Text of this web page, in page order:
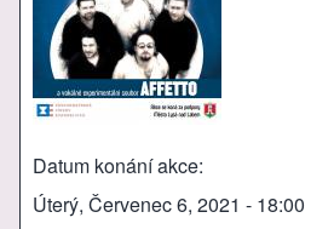
Datum konání akce
Úterý, Červenec 6, 2021 - 18:00